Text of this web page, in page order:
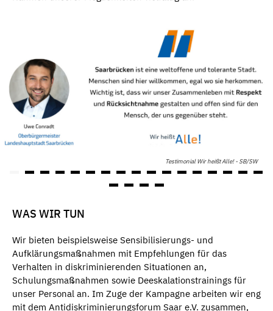
Testimonial Wir heißt Alle! - SB/SW
WAS WIR TUN
Wir bieten beispielsweise Sensibilisierungs- und
Aufklärungsmaßnahmen mit Empfehlungen für das
Verhalten in diskriminierenden Situationen an,
Schulungsmaßnahmen sowie Deeskalationstrainings für
unser Personal an. Im Zuge der Kampagne arbeiten wir eng
mit dem Antidiskriminierungsforum Saar e.V. zusammen,